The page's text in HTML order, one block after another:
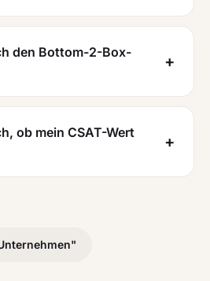
den Bottom-2-Box-
+
ob mein CSAT-Wert
+
"